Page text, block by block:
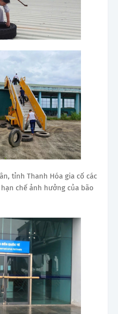
tỉnh Thanh Hóa gia cố các
chế ảnh hưởng của bão